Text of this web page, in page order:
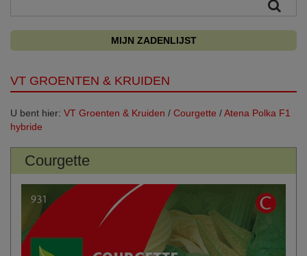
MIJN ZADENLIJST
VT GROENTEN & KRUIDEN
U bent hier: VT Groenten & Kruiden / Courgette /Atena Polka F1
hybride
Courgette